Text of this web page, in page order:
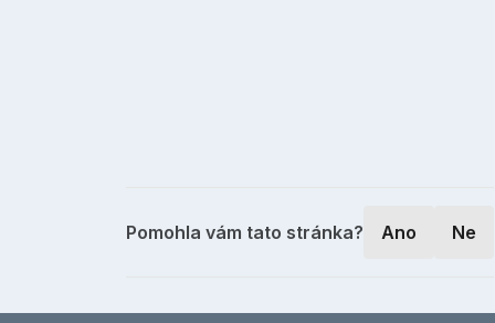
Pomohla vám tato stránka? Ano Ne